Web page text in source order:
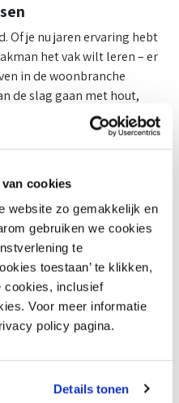
cookies
website zo gemakkelijk en
gebruiken we cookies
te
toestaan’ te klikken,
cookies, inclusief
Voor meer informatie
policy pagina.
Details tonen
Of je nu jaren ervaring hebt
het vak wilt leren – er
in de woonbranche
de slag gaan met hout,
toekomst dus, met
parketteur of
vind je een actueel
Solliciteer direct of
het verschil kunt maken.
op Vacaturesite
het beroep